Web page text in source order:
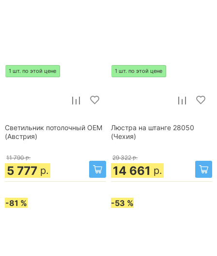
1 шт. по этой цене
Светильник потолочный OEM
(Австрия)
11 790 р.
5 777 р.
1 шт. по этой цене
Люстра на штанге 28050
(Чехия)
29 322 р.
14 661 р.
-81 % -53 %